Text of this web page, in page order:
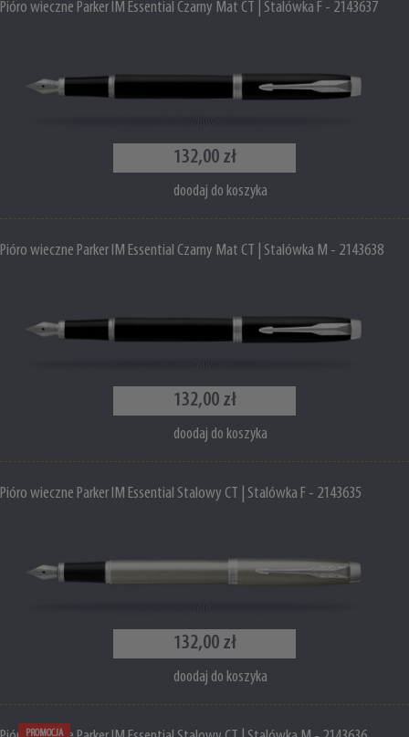
Pióro wieczne Parker IM Essential Czarny Mat CT | Stalówka F - 2143637
132,00 zł
doodaj do koszyka
Pióro wieczne Parker IM Essential Czarny Mat CT | Stalówka M - 2143638
132,00 zł
doodaj do koszyka
Pióro wieczne Parker IM Essential Stalowy CT | Stalówka F - 2143635
132,00 zł
doodaj do koszyka
PROMOCJA